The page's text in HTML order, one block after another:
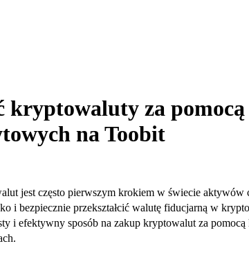
kryptowaluty za
na Toobit
jest często pierwszym krokiem w świecie
i bezpiecznie przekształcić walutę fiducjarną w
i efektywny sposób na zakup kryptowalut za